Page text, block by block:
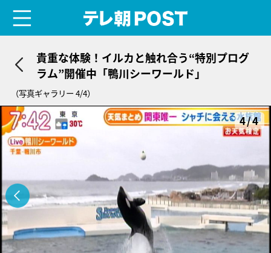
貴重な体験！イルカと触れ合う“特別プログ
ラム”開催中「鴨川シーワールド」
（写真ギャラリー 4/4）
4/4